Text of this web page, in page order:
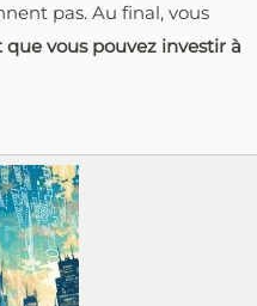
pas. Au final, vous
vous pouvez investir à